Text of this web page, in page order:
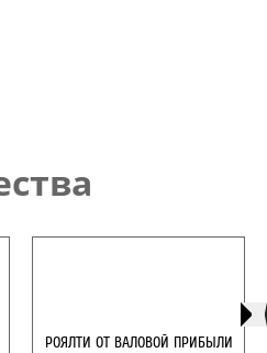
РОЯЛТИ ОТ ВАЛОВОЙ ПРИБЫЛИ